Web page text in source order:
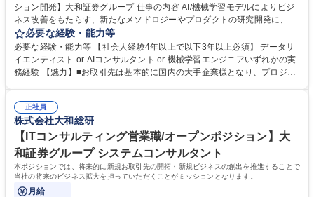
ション開発】大和証券グループ 仕事の内容 AI/機械学習モデルによりビジ
ネス改善をもたらす、新たなメソドロジーやプロダクトの研究開発に、デ
ータサイエンティスト/AIコンサルタントとして従事いただきます。 【具
体案件例】 ■機械学習関連論文の調査、評価、ハンズオン検証、ノウハウ
展開■機械学習関連オープンソースの調査、評価、ハンズオン検証、ノウ
ハウ展開■最新クラウドサービスの調査、評価、ハンズオン検証、ノウハ
筆、論文執筆、メディア露出） 募集職種 【データサイエンティスト・AI
ソリューション開発】大和証券グループ
必要な経験・能力等
必要な経験・能力等 【社会人経験4年以上で以下3年以上必須】 データサ
イエンティスト or AIコンサルタント or 機械学習エンジニアいずれかの実
務経験 【魅力】■お取引先は基本的に国内の大手企業様となり、プロジェ
ことができます。 【採用部門の実績例】人工知能（AI）技術のビジネス活
用。最新の機械学習アルゴリズムを取り入れた独自の株価予測は、個人投
資家向けサービス「AIによる選定銘柄」として大きな反響を呼んでいま
す。 学歴・資格 学歴：大学院 大学 語学力： 資格：
正社員
株式会社大和総研
【ITコンサルティング営業職/オープンポジション】大
和証券グループ システムコンサルタント
本ポジションでは、将来的に新規お取引先の開拓・新規ビジネスの創出を推進することで
当社の将来のビジネス拡大を担っていただくことがミッションとなります。
月給